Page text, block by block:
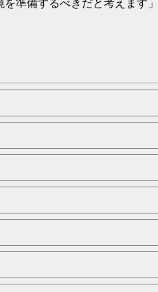
準備するべきだと考えます」